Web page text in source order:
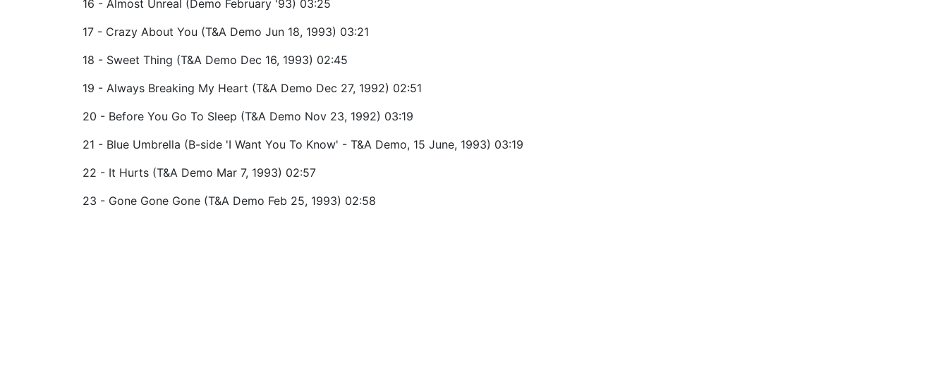
16 - Almost Unreal (Demo February '93) 03:25
17 - Crazy About You (T&A Demo Jun 18, 1993) 03:21
18 - Sweet Thing (T&A Demo Dec 16, 1993) 02:45
19 - Always Breaking My Heart (T&A Demo Dec 27, 1992) 02:51
20 - Before You Go To Sleep (T&A Demo Nov 23, 1992) 03:19
21 - Blue Umbrella (B-side 'I Want You To Know' - T&A Demo, 15 June, 1993) 03:19
22 - It Hurts (T&A Demo Mar 7, 1993) 02:57
23 - Gone Gone Gone (T&A Demo Feb 25, 1993) 02:58